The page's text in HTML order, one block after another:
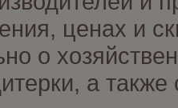
ценах и
о
а